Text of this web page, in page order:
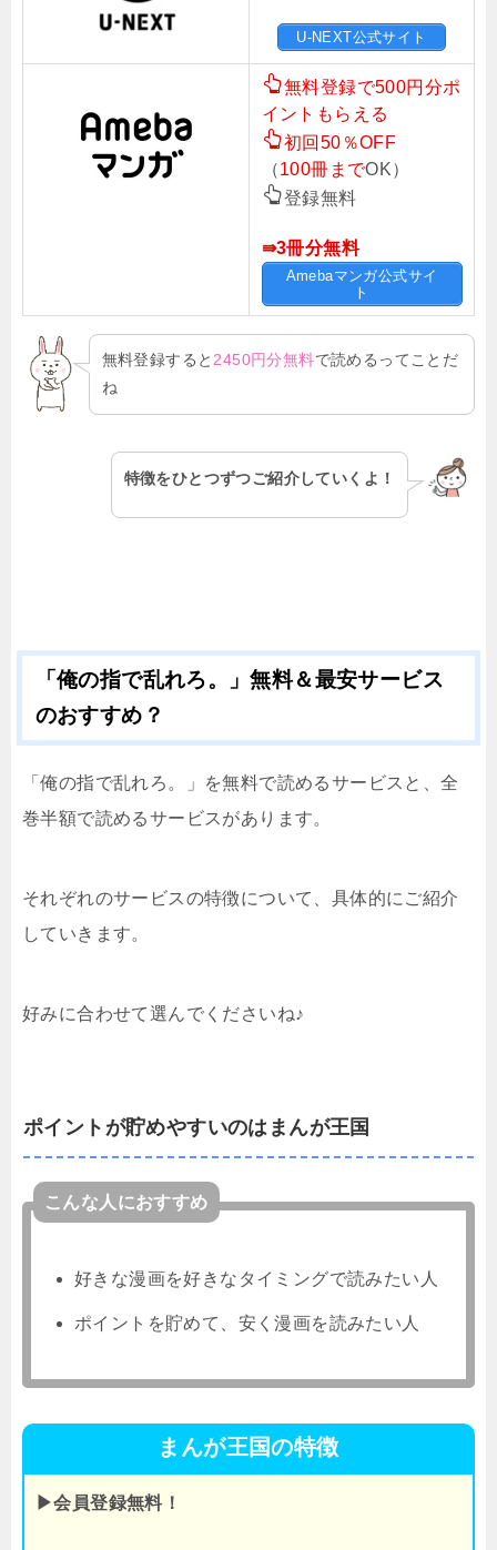
U-NEXT公式サイト
無料登録で500円分ポ
イントもらえる
初回50％OFF
（100冊までOK）
登録無料
⇛3冊分無料
Amebaマンガ公式サイ
ト
無料登録すると2450円分無料で読めるってことだ
ね
特徴をひとつずつご紹介していくよ！
「俺の指で乱れろ。」無料＆最安サービス
のおすすめ？
「俺の指で乱れろ。」を無料で読めるサービスと、全
巻半額で読めるサービスがあります。
それぞれのサービスの特徴について、具体的にご紹介
していきます。
好みに合わせて選んでくださいね♪
ポイントが貯めやすいのはまんが王国
こんな人におすすめ
好きな漫画を好きなタイミングで読みたい人
ポイントを貯めて、安く漫画を読みたい人
まんが王国の特徴
▶会員登録無料！